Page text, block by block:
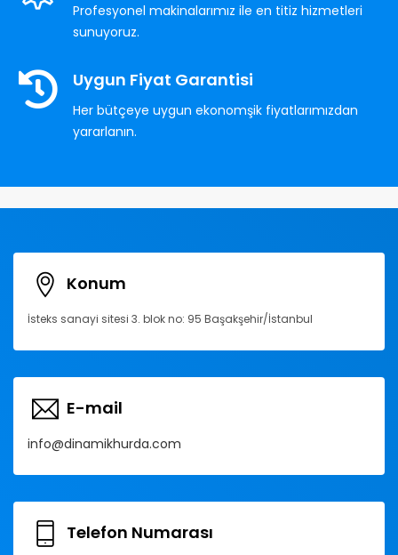
Profesyonel makinalarımız ile en titiz hizmetleri
sunuyoruz.
Uygun Fiyat Garantisi
Her bütçeye uygun ekonomşik fiyatlarımızdan
yararlanın.
Konum
İsteks sanayi sitesi 3. blok no: 95 Başakşehir/İstanbul
E-mail
info@dinamikhurda.com
Telefon Numarası